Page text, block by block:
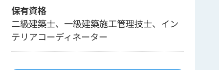
保有資格
二級建築士、一級建築施工管理技士、イン
テリアコーディネーター